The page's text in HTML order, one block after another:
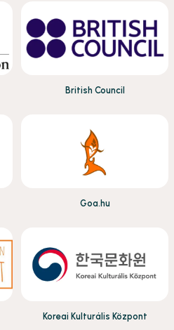
British Council
Goa.hu
Koreai Kulturális Központ